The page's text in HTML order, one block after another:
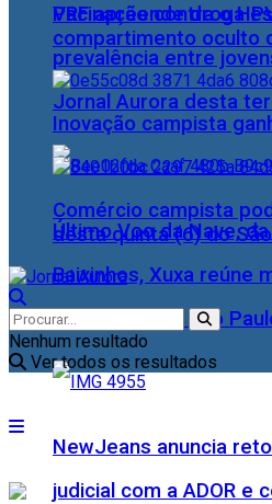
Vacinação contra o
prevalência entre
Jornal Aurora desta
Último Voo da Nave,
Baixinhos, Xuxa reúne
as idades, em São
NewJeans anuncia
judicial com a ADOR e
PRF apreende droga
compartimento oculto
Inovação campista
Comércio campista
desta quinta (6) do
Nenhum resultado
Ver todos os resultados